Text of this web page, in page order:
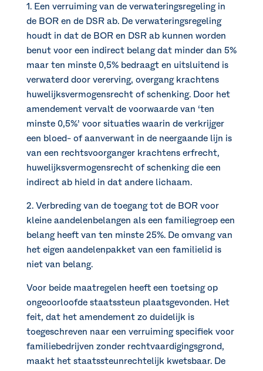
1. Een verruiming van de verwateringsregeling in
de BOR en de DSR ab. De verwateringsregeling
houdt in dat de BOR en DSR ab kunnen worden
benut voor een indirect belang dat minder dan 5%
maar ten minste 0,5% bedraagt en uitsluitend is
verwaterd door vererving, overgang krachtens
huwelijksvermogensrecht of schenking. Door het
amendement vervalt de voorwaarde van ‘ten
minste 0,5%’ voor situaties waarin de verkrijger
een bloed- of aanverwant in de neergaande lijn is
van een rechtsvoorganger krachtens erfrecht,
huwelijksvermogensrecht of schenking die een
indirect ab hield in dat andere lichaam.
2. Verbreding van de toegang tot de BOR voor
kleine aandelenbelangen als een familiegroep een
belang heeft van ten minste 25%. De omvang van
het eigen aandelenpakket van een familielid is
niet van belang.
Voor beide maatregelen heeft een toetsing op
ongeoorloofde staatssteun plaatsgevonden. Het
feit, dat het amendement zo duidelijk is
toegeschreven naar een verruiming specifiek voor
familiebedrijven zonder rechtvaardigingsgrond,
maakt het staatssteunrechtelijk kwetsbaar. De